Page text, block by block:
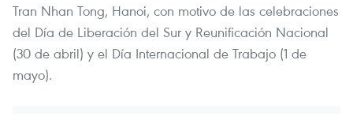
Tran Nhan Tong, Hanoi, con motivo de las celebraciones
del Día de Liberación del Sur y Reunificación Nacional
(30 de abril) y el Día Internacional de Trabajo (1 de
mayo).